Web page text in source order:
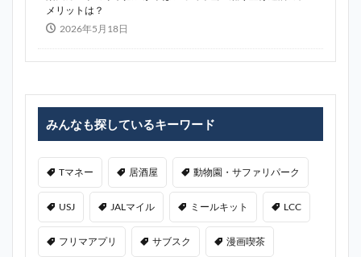
メリットは？
2026年5月18日
みんなも探しているキーワード
Tマネー 居酒屋 動物園・サファリパーク
USJ JALマイル ミールキット LCC
フリマアプリ サブスク 漫画喫茶